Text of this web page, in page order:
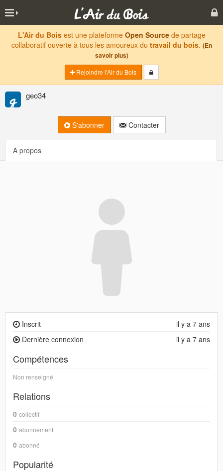
L'Air du Boisest une plateforme Open Sourcede partage
collaboratif ouverte à tous les amoureux du travail du bois. (En
savoir plus)
Rejoindre l'Air du Bois
geo34
S'abonner Contacter
A propos
il y a 7 ans
Inscrit
il y a 7 ans
Dernière connexion
Compétences
Non renseigné
Relations
0 collectif
0 abonnement
0 abonné
Popularité